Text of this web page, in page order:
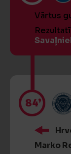
Vārtus
84’
Marko